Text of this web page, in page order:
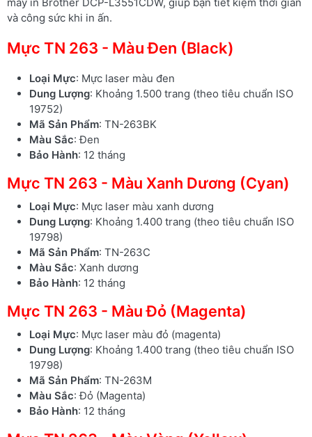
và công sức khi in ấn.
Mực TN 263 - Màu Đen (Black)
Loại Mực: Mực laser màu đen
Dung Lượng: Khoảng 1.500 trang (theo tiêu chuẩn ISO
19752)
Mã Sản Phẩm: TN-263BK
Màu Sắc: Đen
Bảo Hành: 12 tháng
Mực TN 263 - Màu Xanh Dương (Cyan)
Loại Mực: Mực laser màu xanh dương
Dung Lượng: Khoảng 1.400 trang (theo tiêu chuẩn ISO
19798)
Mã Sản Phẩm: TN-263C
Màu Sắc: Xanh dương
Bảo Hành: 12 tháng
Mực TN 263 - Màu Đỏ (Magenta)
Loại Mực: Mực laser màu đỏ (magenta)
Dung Lượng: Khoảng 1.400 trang (theo tiêu chuẩn ISO
19798)
Mã Sản Phẩm: TN-263M
Màu Sắc: Đỏ (Magenta)
Bảo Hành: 12 tháng